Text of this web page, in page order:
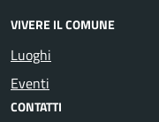
VIVERE IL COMUNE
Luoghi
Eventi
CONTATTI